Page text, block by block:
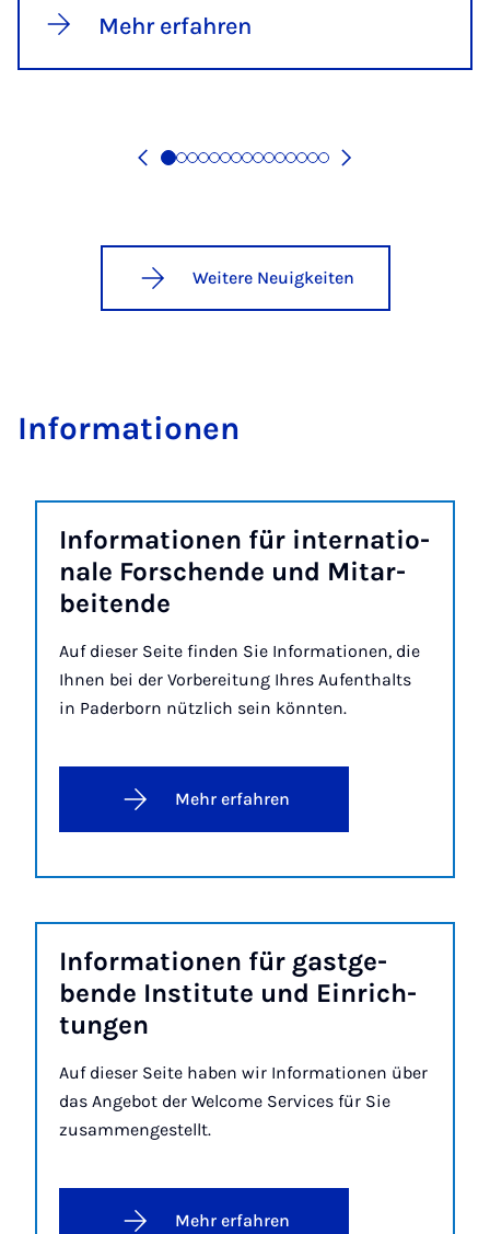
Mehr erfahren
Weitere Neuigkeiten
In­for­ma­ti­o­nen
In­for­ma­ti­o­nen für in­ter­na­ti­o­
na­le For­schen­de und Mit­a­r­
bei­ten­de
Auf dieser Seite finden Sie Informationen, die
Ihnen bei der Vorbereitung Ihres Aufenthalts
in Paderborn nützlich sein könnten.
Mehr erfahren
In­for­ma­ti­o­nen für gast­ge­
ben­de In­sti­tu­te und Ein­rich­
tun­gen
Auf dieser Seite haben wir Informationen über
das Angebot der Welcome Services für Sie
zusammengestellt.
Mehr erfahren